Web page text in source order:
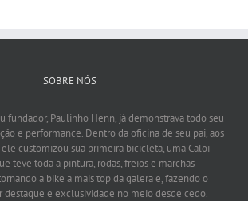
SOBRE NÓS
fundador, Paulinho Henn, já demonstrava todo seu
e performance. Dentro da oficina de seu pai, aos
ele customizou sua primeira bicicleta, uma Caloi
teve toda a pintura, rodas, freios e marchas
a bike a mais top da galera e, fazendo o
destaque e exclusividade no meio desde cedo.